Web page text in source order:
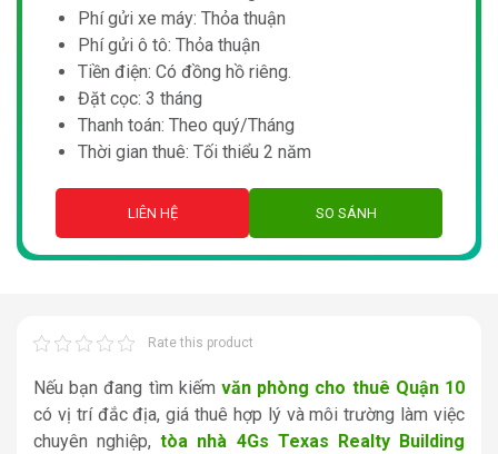
Phí gửi xe máy: Thỏa thuận
Phí gửi ô tô: Thỏa thuận
Tiền điện: Có đồng hồ riêng.
Đặt cọc: 3 tháng
Thanh toán: Theo quý/Tháng
Thời gian thuê: Tối thiểu 2 năm
LIÊN HỆ SO SÁNH
Rate this product
Nếu bạn đang tìm kiếm văn phòng cho thuê Quận 10
có vị trí đắc địa, giá thuê hợp lý và môi trường làm việc
chuyên nghiệp,tòa nhà 4Gs Texas Realty Building